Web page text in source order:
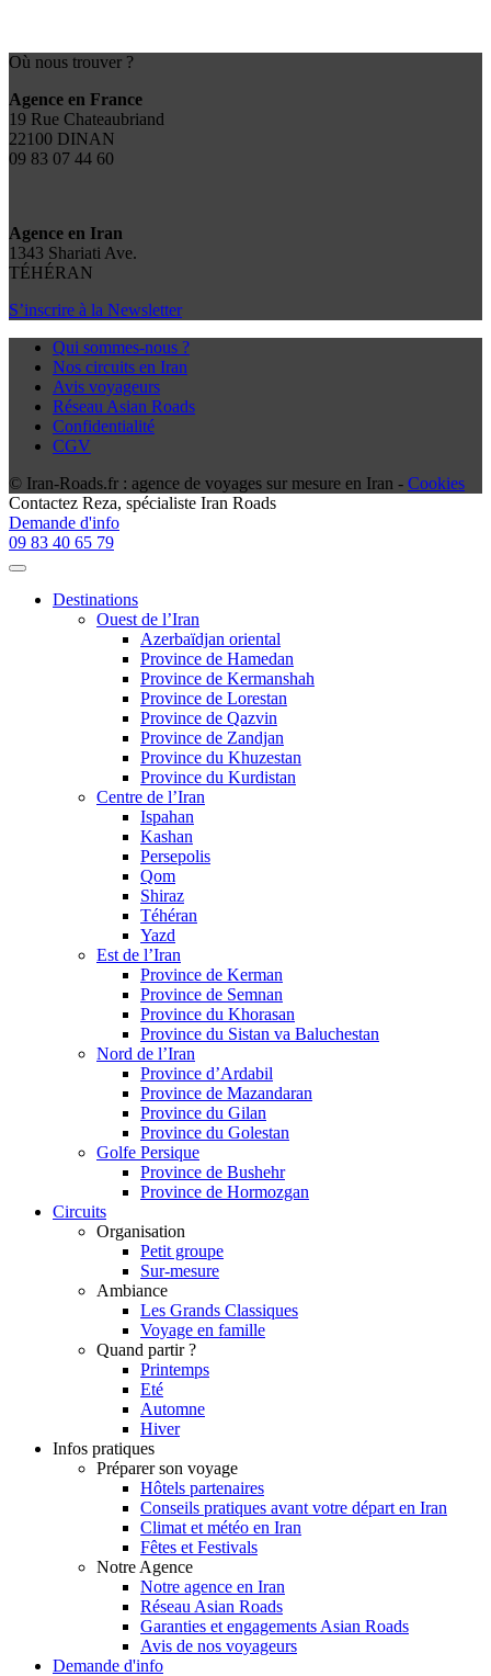
Où nous trouver ?
Agence en France
19 Rue Chateaubriand
22100 DINAN
09 83 07 44 60
Agence en Iran
1343 Shariati Ave.
TÉHÉRAN
S’inscrire à la Newsletter
Qui sommes-nous ?
Nos circuits en Iran
Avis voyageurs
Réseau Asian Roads
Confidentialité
CGV
© Iran-Roads.fr : agence de voyages sur mesure en Iran - Cookies
Contactez Reza, spécialiste Iran Roads
Demande d'info
09 83 40 65 79
Destinations
Ouest de l’Iran
Azerbaïdjan oriental
Province de Hamedan
Province de Kermanshah
Province de Lorestan
Province de Qazvin
Province de Zandjan
Province du Khuzestan
Province du Kurdistan
Centre de l’Iran
Ispahan
Kashan
Persepolis
Qom
Shiraz
Téhéran
Yazd
Est de l’Iran
Province de Kerman
Province de Semnan
Province du Khorasan
Province du Sistan va Baluchestan
Nord de l’Iran
Province d’Ardabil
Province de Mazandaran
Province du Gilan
Province du Golestan
Golfe Persique
Province de Bushehr
Province de Hormozgan
Circuits
Organisation
Petit groupe
Sur-mesure
Ambiance
Les Grands Classiques
Voyage en famille
Quand partir ?
Printemps
Eté
Automne
Hiver
Infos pratiques
Préparer son voyage
Hôtels partenaires
Conseils pratiques avant votre départ en Iran
Climat et météo en Iran
Fêtes et Festivals
Notre Agence
Notre agence en Iran
Réseau Asian Roads
Garanties et engagements Asian Roads
Avis de nos voyageurs
Demande d'info